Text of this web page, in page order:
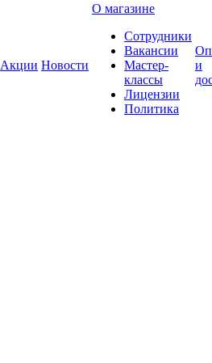
Акции Новости
О магазине
Сотрудники
Вакансии
Мастер-
классы
Лицензии
Политика
и